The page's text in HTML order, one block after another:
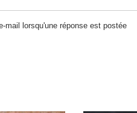
mail lorsqu'une réponse est postée